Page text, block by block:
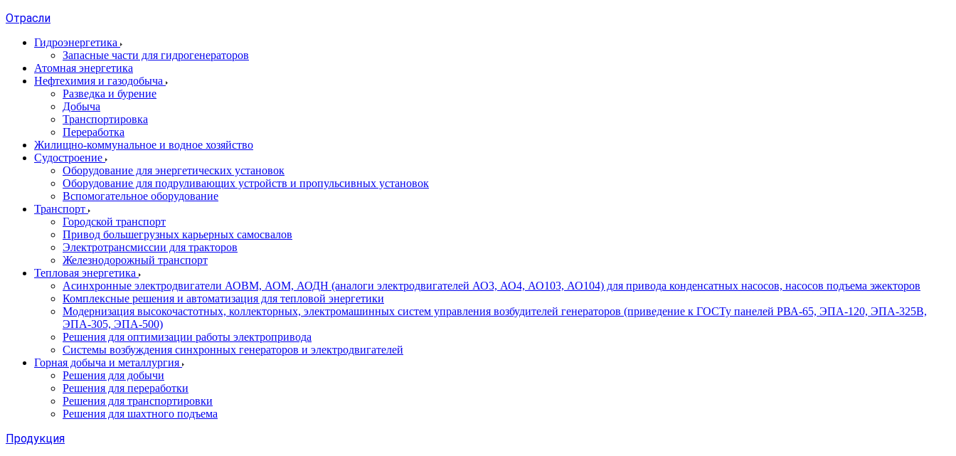
Отрасли
Гидроэнергетика
Запасные части для гидрогенераторов
Атомная энергетика
Нефтехимия и газодобыча
Разведка и бурение
Добыча
Транспортировка
Переработка
Жилищно-коммунальное и водное хозяйство
Судостроение
Оборудование для энергетических установок
Оборудование для подруливающих устройств и пропульсивных установок
Вспомогательное оборудование
Транспорт
Городской транспорт
Привод большегрузных карьерных самосвалов
Электротрансмиссии для тракторов
Железнодорожный транспорт
Тепловая энергетика
Асинхронные электродвигатели АОВМ, АОМ, АОДН (аналоги электродвигателей АО3, АО4, АО103, АО104) для привода конденсатных насосов, насосов подъема эжекторов
Комплексные решения и автоматизация для тепловой энергетики
Модернизация высокочастотных, коллекторных, электромашинных систем управления возбудителей генераторов (приведение к ГОСТу панелей РВА-65, ЭПА-120, ЭПА-325В,
ЭПА-305, ЭПА-500)
Решения для оптимизации работы электропривода
Системы возбуждения синхронных генераторов и электродвигателей
Горная добыча и металлургия
Решения для добычи
Решения для переработки
Решения для транспортировки
Решения для шахтного подъема
Продукция